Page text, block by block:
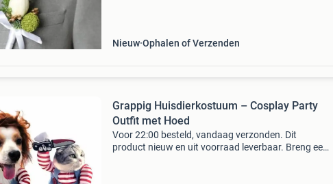
Nieuw Ophalen of Verzenden
Grappig Huisdierkostuum – Cosplay Party
Outfit met Hoed
Voor 22:00 besteld, vandaag verzonden. Dit
product nieuw en uit voorraad leverbaar. Breng een